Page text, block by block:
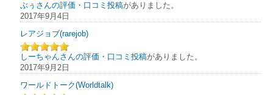
ぶぅさんの評価・口コミ投稿がありました。
2017年9月4日
レアジョブ(rarejob)
しーちゃんさんの評価・口コミ投稿がありました。
2017年9月2日
ワールドトーク(Worldtalk)